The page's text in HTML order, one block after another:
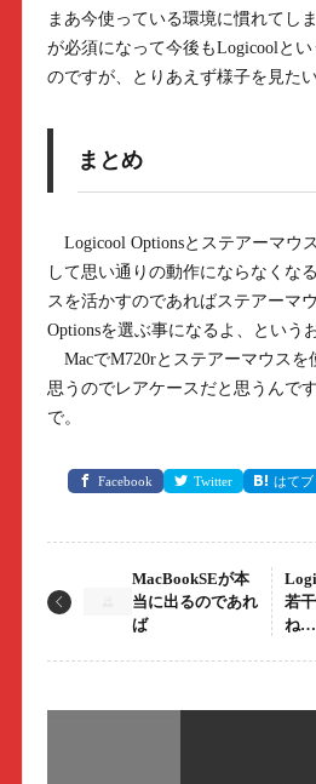
まあ今使っている環境に慣れてし
が必須になって今後もLogicoolと
のですが、とりあえず様子を見た
まとめ
Logicool Optionsとステアーマウ
して思い通りの動作にならなくな
スを活かすのであればステアーマ
Optionsを選ぶ事になるよ、という
MacでM720rとステアーマウスを
思うのでレアケースだと思うんで
で。
Facebook Twitter はてブ
MacBookSEが本
当に出るのであれ
ば
若
ね